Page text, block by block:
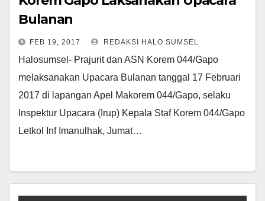
Bulanan
FEB 19, 2017 REDAKSI HALO SUMSEL
Halosumsel- Prajurit dan ASN Korem 044/Gapo
melaksanakan Upacara Bulanan tanggal 17 Februari
2017 di lapangan Apel Makorem 044/Gapo, selaku
Inspektur Upacara (Irup) Kepala Staf Korem 044/Gapo
Letkol Inf Imanulhak, Jumat…